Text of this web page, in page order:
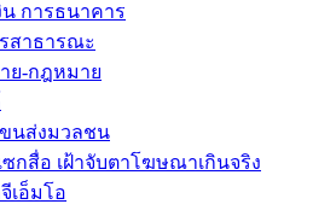
น การธนาคาร
สาธารณะ
ย-กฎหมาย
นส่งมวลชน
กสื่อ เฝ้าจับตาโฆษณาเกินจริง
เอ็มโอ